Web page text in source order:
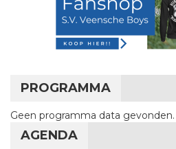
PROGRAMMA
Geen programma data gevonden.
AGENDA